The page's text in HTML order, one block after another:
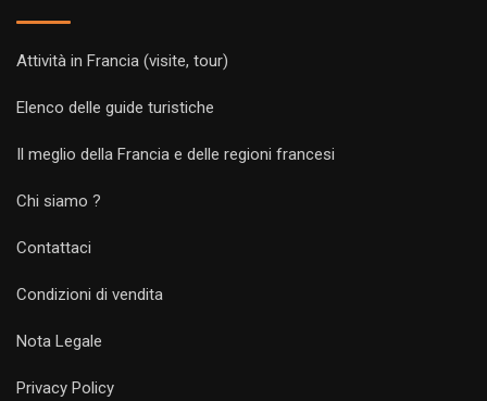
Attività in Francia (visite, tour)
Elenco delle guide turistiche
Il meglio della Francia e delle regioni francesi
Chi siamo ?
Contattaci
Condizioni di vendita
Nota Legale
Privacy Policy